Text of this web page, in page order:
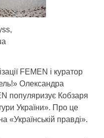
FEMEN і куратор
Олександра
популяризує Кобзаря
України». Про це
«Українській правді».